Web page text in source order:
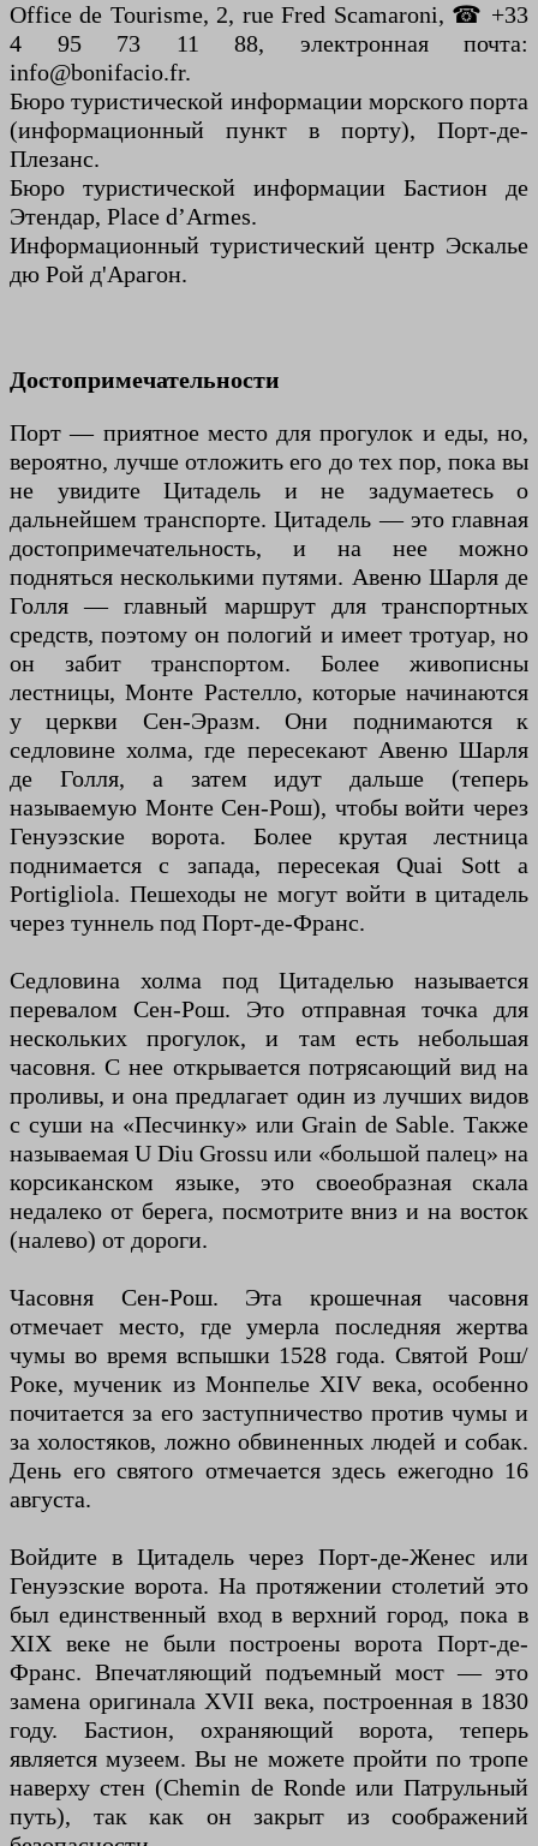
Office de Tourisme, 2, rue Fred Scamaroni, ☎ +33
4 95 73 11 88, электронная почта:
info@bonifacio.fr.
Бюро туристической информации морского порта
(информационный пункт в порту), Порт-де-
Плезанс.
Бюро туристической информации Бастион де
Этендар, Place d’Armes.
Информационный туристический центр Эскалье
дю Рой д'Арагон.
Достопримечательности
Порт — приятное место для прогулок и еды, но,
вероятно, лучше отложить его до тех пор, пока вы
не увидите Цитадель и не задумаетесь о
дальнейшем транспорте. Цитадель — это главная
достопримечательность, и на нее можно
подняться несколькими путями. Авеню Шарля де
Голля — главный маршрут для транспортных
средств, поэтому он пологий и имеет тротуар, но
он забит транспортом. Более живописны
лестницы, Монте Растелло, которые начинаются
у церкви Сен-Эразм. Они поднимаются к
седловине холма, где пересекают Авеню Шарля
де Голля, а затем идут дальше (теперь
называемую Монте Сен-Рош), чтобы войти через
Генуэзские ворота. Более крутая лестница
поднимается с запада, пересекая Quai Sott a
Portigliola. Пешеходы не могут войти в цитадель
через туннель под Порт-де-Франс.
Седловина холма под Цитаделью называется
перевалом Сен-Рош. Это отправная точка для
нескольких прогулок, и там есть небольшая
часовня. С нее открывается потрясающий вид на
проливы, и она предлагает один из лучших видов
с суши на «Песчинку» или Grain de Sable. Также
называемая U Diu Grossu или «большой палец» на
корсиканском языке, это своеобразная скала
недалеко от берега, посмотрите вниз и на восток
(налево) от дороги.
Часовня Сен-Рош. Эта крошечная часовня
отмечает место, где умерла последняя жертва
чумы во время вспышки 1528 года. Святой Рош/
Роке, мученик из Монпелье XIV века, особенно
почитается за его заступничество против чумы и
за холостяков, ложно обвиненных людей и собак.
День его святого отмечается здесь ежегодно 16
августа.
Войдите в Цитадель через Порт-де-Женес или
Генуэзские ворота. На протяжении столетий это
был единственный вход в верхний город, пока в
XIX веке не были построены ворота Порт-де-
Франс. Впечатляющий подъемный мост — это
замена оригинала XVII века, построенная в 1830
году. Бастион, охраняющий ворота, теперь
является музеем. Вы не можете пройти по тропе
наверху стен (Chemin de Ronde или Патрульный
путь), так как он закрыт из соображений